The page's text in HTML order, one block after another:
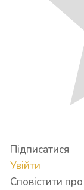
Підписатися
Увійти
Сповістити про